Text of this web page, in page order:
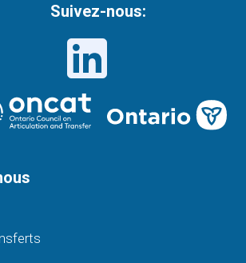
Suivez-nous: